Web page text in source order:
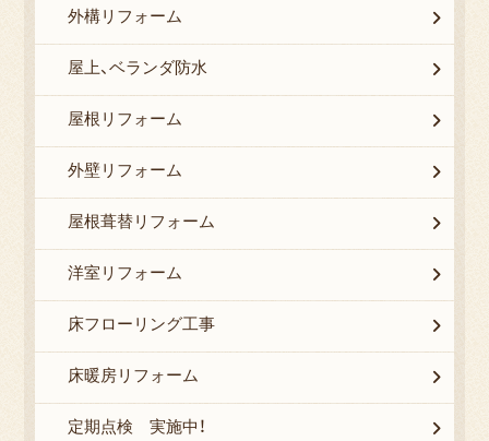
外構リフォーム
屋上、ベランダ防水
屋根リフォーム
外壁リフォーム
屋根葺替リフォーム
洋室リフォーム
床フローリング工事
床暖房リフォーム
定期点検 実施中！